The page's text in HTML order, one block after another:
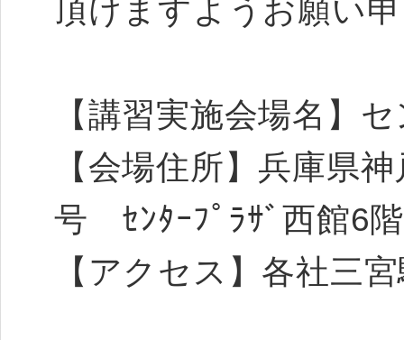
頂けますようお願い
【講習実施会場名】
【会場住所】兵庫県
号 ｾﾝﾀｰﾌﾟﾗｻﾞ西館6階
【アクセス】各社三